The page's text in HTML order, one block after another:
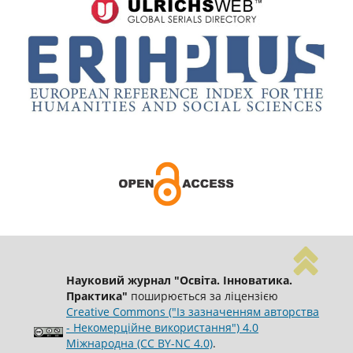
Науковий журнал "Освіта. Інноватика.
Практика" поширюється за ліцензією
Creative Commons ("Із зазначенням авторства
- Некомерційне використання") 4.0
Міжнародна (CC BY-NC 4.0).